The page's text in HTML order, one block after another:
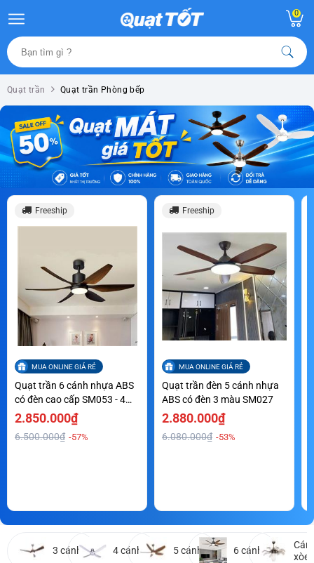
0
Quạt trần Quạt trần Phòng bếp
Freeship
MUA ONLINE GIÁ RẺ
Quạt trần 6 cánh nhựa ABS
có đèn cao cấp SM053 - 4
màu
2.850.000₫
6.500.000₫ -57%
Freeship
MUA ONLINE GIÁ RẺ
Quạt trần đèn 5 cánh nhựa
ABS có đèn 3 màu SM027
2.880.000₫
6.080.000₫ -53%
3 cánh 4 cánh 5 cánh 6 cánh
xòe